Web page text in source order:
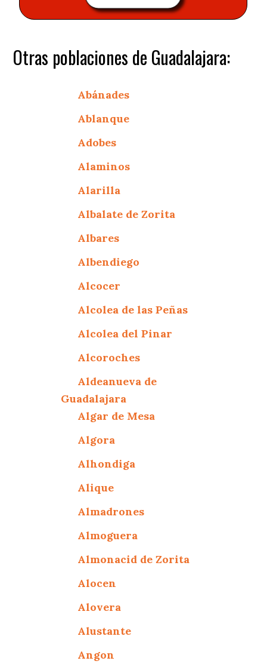
Otras poblaciones de Guadalajara:
Abánades
Ablanque
Adobes
Alaminos
Alarilla
Albalate de Zorita
Albares
Albendiego
Alcocer
Alcolea de las Peñas
Alcolea del Pinar
Alcoroches
Aldeanueva de
Guadalajara
Algar de Mesa
Algora
Alhondiga
Alique
Almadrones
Almoguera
Almonacid de Zorita
Alocen
Alovera
Alustante
Angon